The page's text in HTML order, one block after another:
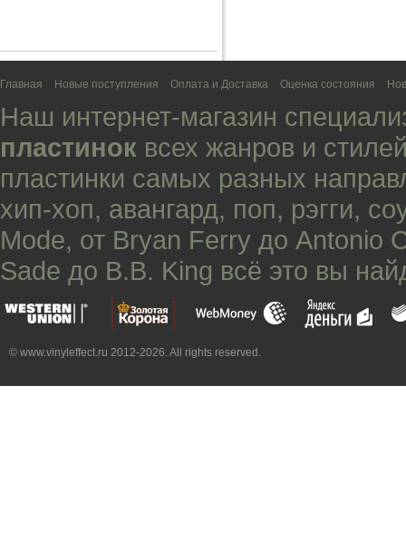
Главная Новые поступления Оплата и Доставка Оценка состояния
Наш интернет-магазин
пластинок всех жанров и
пластинки самых разных
хип-хоп, авангард, поп, рэгги,
Mode, от Bryan Ferry до Antonio
Sade до B.B. King всё это вы
© www.vinyleffect.ru 2012-2026. All rights reserved.